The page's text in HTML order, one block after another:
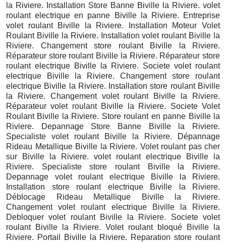
la Riviere. Installation Store Banne Biville la Riviere. volet
roulant electrique en panne Biville la Riviere. Entreprise
volet roulant Biville la Riviere. Installation Moteur Volet
Roulant Biville la Riviere. Installation volet roulant Biville la
Riviere. Changement store roulant Biville la Riviere.
Réparateur store roulant Biville la Riviere. Réparateur store
roulant electrique Biville la Riviere. Societe volet roulant
electrique Biville la Riviere. Changement store roulant
electrique Biville la Riviere. Installation store roulant Biville
la Riviere. Changement volet roulant Biville la Riviere.
Réparateur volet roulant Biville la Riviere. Societe Volet
Roulant Biville la Riviere. Store roulant en panne Biville la
Riviere. Depannage Store Banne Biville la Riviere.
Specialiste volet roulant Biville la Riviere. Dépannage
Rideau Metallique Biville la Riviere. Volet roulant pas cher
sur Biville la Riviere. volet roulant electrique Biville la
Riviere. Specialiste store roulant Biville la Riviere.
Depannage volet roulant electrique Biville la Riviere.
Installation store roulant electrique Biville la Riviere.
Déblocage Rideau Metallique Biville la Riviere.
Changement volet roulant electrique Biville la Riviere.
Debloquer volet roulant Biville la Riviere. Societe volet
roulant Biville la Riviere. Volet roulant bloqué Biville la
Riviere. Portail Biville la Riviere. Reparation store roulant